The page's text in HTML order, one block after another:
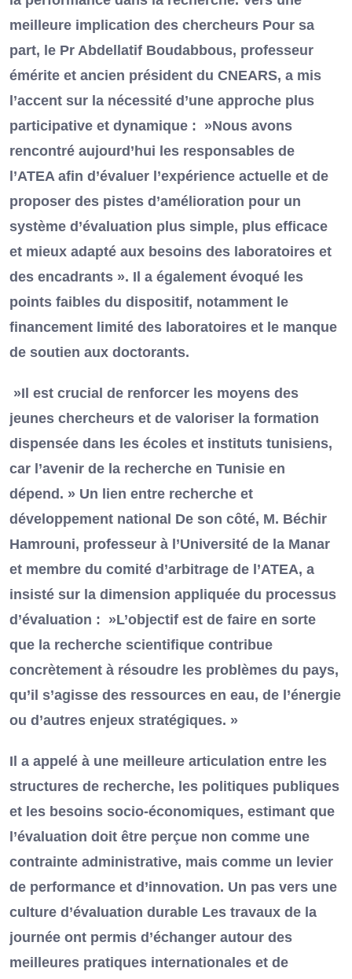
meilleure implication des chercheurs Pour sa
part, le Pr Abdellatif Boudabbous, professeur
émérite et ancien président du CNEARS, a mis
l’accent sur la nécessité d’une approche plus
participative et dynamique : »Nous avons
rencontré aujourd’hui les responsables de
l’ATEA afin d’évaluer l’expérience actuelle et de
proposer des pistes d’amélioration pour un
système d’évaluation plus simple, plus efficace
et mieux adapté aux besoins des laboratoires et
des encadrants ». Il a également évoqué les
points faibles du dispositif, notamment le
financement limité des laboratoires et le manque
de soutien aux doctorants.
»Il est crucial de renforcer les moyens des
jeunes chercheurs et de valoriser la formation
dispensée dans les écoles et instituts tunisiens,
car l’avenir de la recherche en Tunisie en
dépend. » Un lien entre recherche et
développement national De son côté, M. Béchir
Hamrouni, professeur à l’Université de la Manar
et membre du comité d’arbitrage de l’ATEA, a
insisté sur la dimension appliquée du processus
d’évaluation : »L’objectif est de faire en sorte
que la recherche scientifique contribue
concrètement à résoudre les problèmes du pays,
qu’il s’agisse des ressources en eau, de l’énergie
ou d’autres enjeux stratégiques. »
Il a appelé à une meilleure articulation entre les
structures de recherche, les politiques publiques
et les besoins socio-économiques, estimant que
l’évaluation doit être perçue non comme une
contrainte administrative, mais comme un levier
de performance et d’innovation. Un pas vers une
culture d’évaluation durable Les travaux de la
journée ont permis d’échanger autour des
meilleures pratiques internationales et de